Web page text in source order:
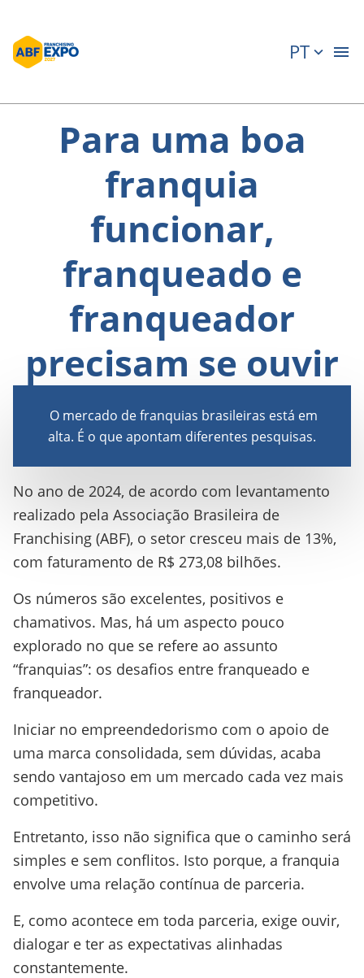
PT
Para uma boa
franquia
funcionar,
franqueado e
franqueador
precisam se ouvir
O mercado de franquias brasileiras está em
alta. É o que apontam diferentes pesquisas.
No ano de 2024, de acordo com levantamento
realizado pela Associação Brasileira de
Franchising (ABF), o setor cresceu mais de 13%,
com faturamento de R$ 273,08 bilhões.
Os números são excelentes, positivos e
chamativos. Mas, há um aspecto pouco
explorado no que se refere ao assunto
“franquias”: os desafios entre franqueado e
franqueador.
Iniciar no empreendedorismo com o apoio de
uma marca consolidada, sem dúvidas, acaba
sendo vantajoso em um mercado cada vez mais
competitivo.
Entretanto, isso não significa que o caminho será
simples e sem conflitos. Isto porque, a franquia
envolve uma relação contínua de parceria.
E, como acontece em toda parceria, exige ouvir,
dialogar e ter as expectativas alinhadas
constantemente.